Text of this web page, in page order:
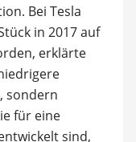
Bei Tesla
in 2017 auf
erklärte
sondern
für eine
sind,